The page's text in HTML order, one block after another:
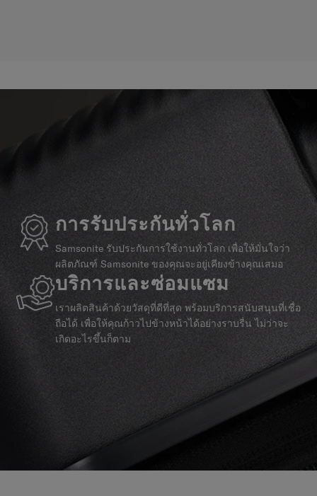
การรับประกันทั่วโลก
Samsonite รับประกันการใช้งานทั่วโลก เพื่อให้มั่นใจว่า
ผลิตภัณฑ์ Samsonite ของคุณจะอยู่เคียงข้างคุณเสมอ
บริการและซ่อมแซม
เราผลิตสินค้าด้วยวัสดุที่ดีที่สุด พร้อมบริการสนับสนุนที่เชื่อ
ถือได้ เพื่อให้คุณก้าวไปข้างหน้าได้อย่างราบรื่น ไม่ว่าจะ
เกิดอะไรขึ้นก็ตาม